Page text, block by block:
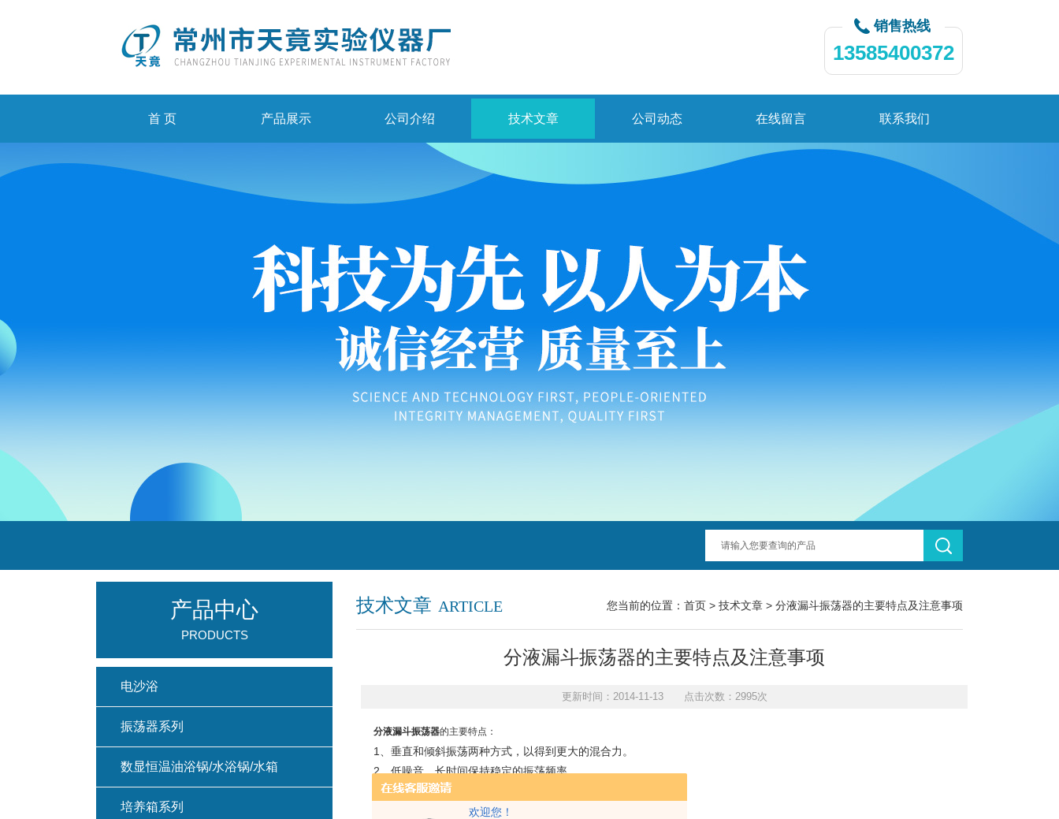
欢迎您！
销售热线
13585400372
首 页 产品展示 公司介绍 技术文章 公司动态 在线留言 联系我们
技术文章 ARTICLE 您当前的位置： 首页 > 技术文章 > 分液漏斗振荡器的主要特点及注意事项
分液漏斗振荡器的主要特点及注意事项
更新时间：2014-11-13 点击次数：2995次
分液漏斗振荡器的主要特点：
1、垂直和倾斜振荡两种方式，以得到更大的混合力。
2、低噪音，长时间保持稳定的振荡频率。
3、可旋转样品架，安装、取下样品简单方便
4、多种样品架可供选择，能满足各种检验要求。
产品中心
PRODUCTS
电沙浴
振荡器系列
数显恒温油浴锅/水浴锅/水箱
培养箱系列